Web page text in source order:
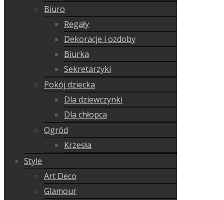
Biuro
Regały
Dekoracje i ozdoby
Biurka
Sekretarzyki
Pokój dziecka
Dla dziewczynki
Dla chłopca
Ogród
Krzesła
Style
Art Deco
Glamour